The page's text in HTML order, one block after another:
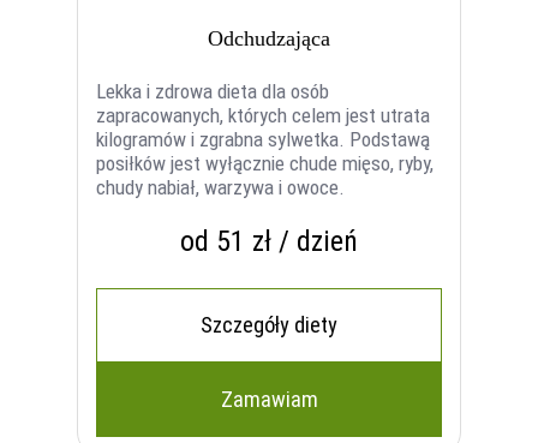
Odchudzająca
Lekka i zdrowa dieta dla osób
zapracowanych, których celem jest utrata
kilogramów i zgrabna sylwetka. Podstawą
posiłków jest wyłącznie chude mięso, ryby,
chudy nabiał, warzywa i owoce.
od 51 zł / dzień
Szczegóły diety
Zamawiam